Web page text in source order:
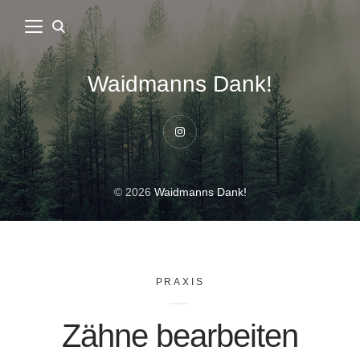
Waidmanns Dank!
Instagram
© 2026Waidmanns Dank!
PRAXIS
Zähne bearbeiten